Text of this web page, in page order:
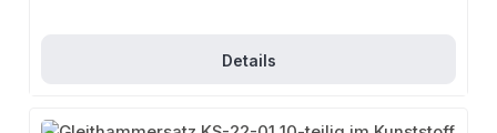
Details